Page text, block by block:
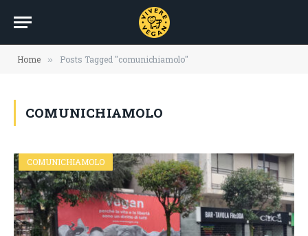
Home » Posts Tagged "comunichiamolo"
COMUNICHIAMOLO
COMUNICHIAMOLO